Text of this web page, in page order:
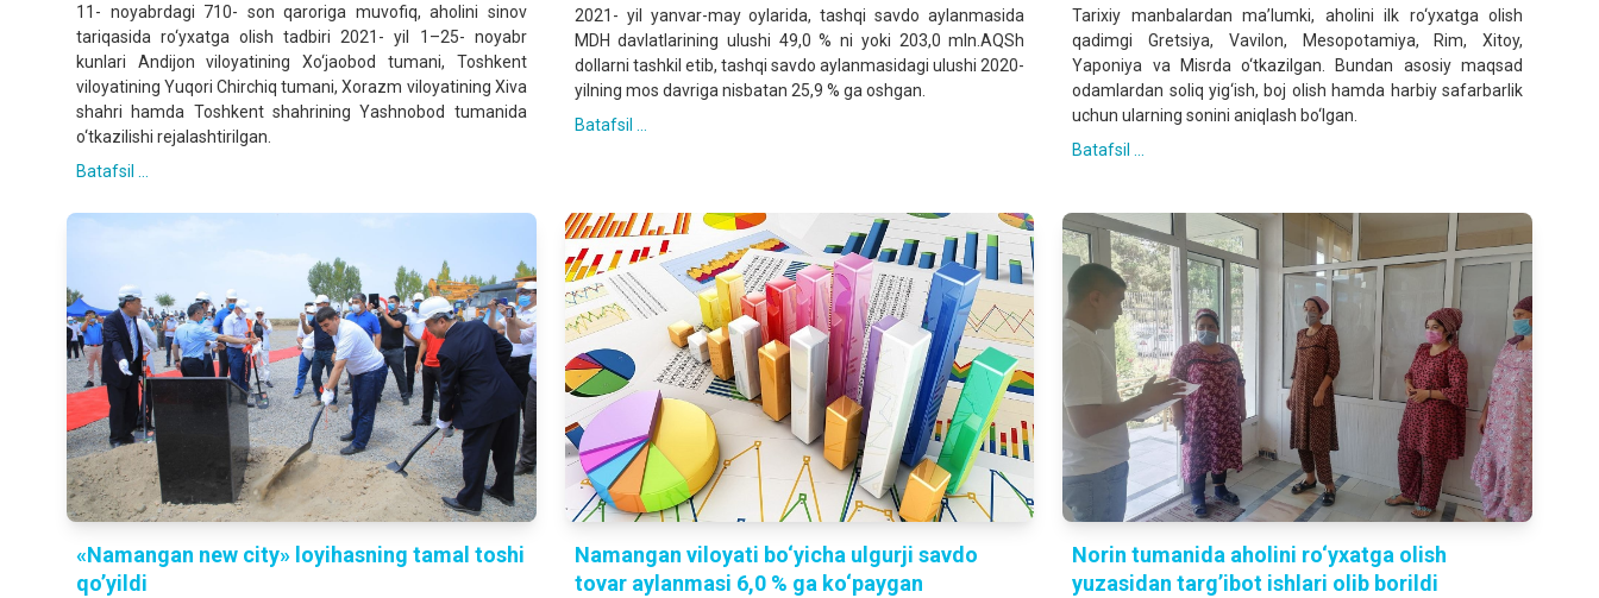
11- noyabrdagi 710- son qaroriga muvofiq, aholini sinov
tariqasida ro‘yxatga olish tadbiri 2021- yil 1–25- noyabr
kunlari Andijon viloyatining Xo‘jaobod tumani, Toshkent
viloyatining Yuqori Chirchiq tumani, Xorazm viloyatining Xiva
shahri hamda Toshkent shahrining Yashnobod tumanida
o‘tkazilishi rejalashtirilgan.
Batafsil ...
2021- yil yanvar-may oylarida, tashqi savdo aylanmasida
MDH davlatlarining ulushi 49,0 % ni yoki 203,0 mln.AQSh
dollarni tashkil etib, tashqi savdo aylanmasidagi ulushi 2020-
yilning mos davriga nisbatan 25,9 % ga oshgan.
Batafsil ...
Tarixiy manbalardan ma’lumki, aholini ilk ro‘yxatga olish
qadimgi Gretsiya, Vavilon, Mesopotamiya, Rim, Xitoy,
Yaponiya va Misrda o‘tkazilgan. Bundan asosiy maqsad
odamlardan soliq yig‘ish, boj olish hamda harbiy safarbarlik
uchun ularning sonini aniqlash bo‘lgan.
Batafsil ...
«Namangan new city» loyihasning tamal toshi
qoʼyildi
Namangan viloyati bo‘yicha ulgurji savdo
tovar aylanmasi 6,0 % ga ko‘рaygan
Norin tumanida aholini ro‘yxatga olish
yuzasidan targ’ibot ishlari olib borildi